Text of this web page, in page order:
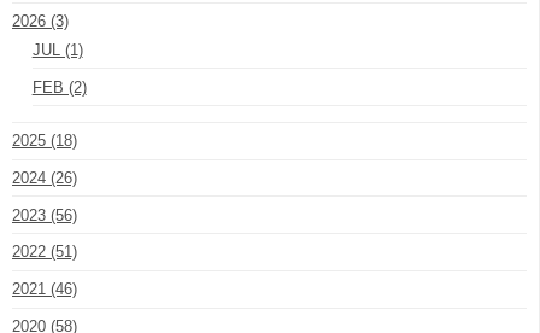
2026 (3)
JUL (1)
FEB (2)
2025 (18)
2024 (26)
2023 (56)
2022 (51)
2021 (46)
2020 (58)